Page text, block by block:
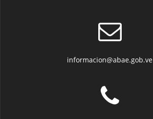
informacion@abae.gob.ve